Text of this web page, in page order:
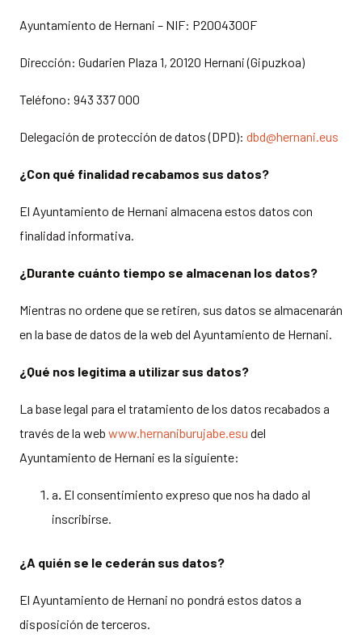
Ayuntamiento de Hernani – NIF: P2004300F
Dirección: Gudarien Plaza 1, 20120 Hernani (Gipuzkoa)
Teléfono: 943 337 000
Delegación de protección de datos (DPD): dbd@hernani.eus
¿Con qué finalidad recabamos sus datos?
El Ayuntamiento de Hernani almacena estos datos con
finalidad informativa.
¿Durante cuánto tiempo se almacenan los datos?
Mientras no ordene que se retiren, sus datos se almacenarán
en la base de datos de la web del Ayuntamiento de Hernani.
¿Qué nos legitima a utilizar sus datos?
La base legal para el tratamiento de los datos recabados a
través de la web www.hernaniburujabe.esu del
Ayuntamiento de Hernani es la siguiente:
a. El consentimiento expreso que nos ha dado al
inscribirse.
¿A quién se le cederán sus datos?
El Ayuntamiento de Hernani no pondrá estos datos a
disposición de terceros.